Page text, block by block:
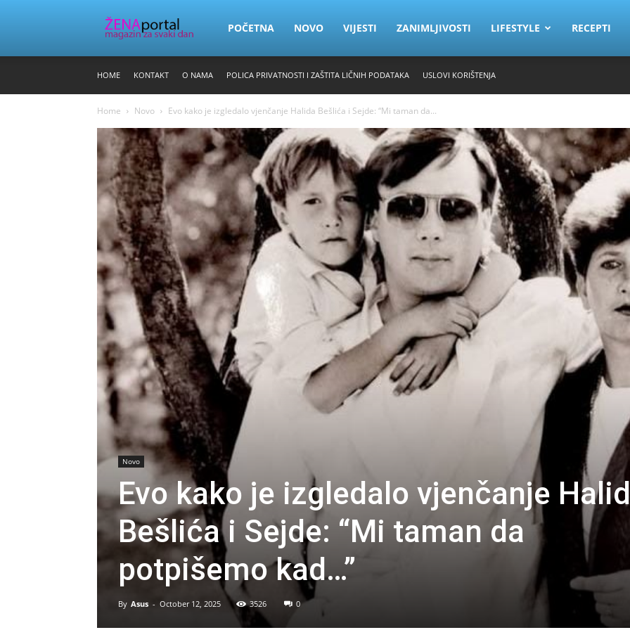
Zena
POČETNA NOVO VIJESTI ZANIMLJIVOSTI LIFESTYLE RECEPTI
HOME KONTAKT O NAMA POLICA PRIVATNOSTI I ZAŠTITA LIČNIH PODATAKA USLOVI KORIŠTENJA
Home Novo Evo kako je izgledalo vjenčanje Halida Bešlića i Sejde: “Mi taman da...
Novo
Evo kako je izgledalo vjenčanje
Bešlića i Sejde: “Mi taman da
potpišemo kad…”
By Asus - October 12, 2025 3526 0